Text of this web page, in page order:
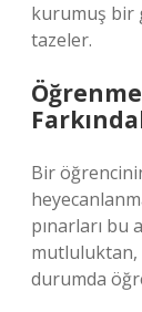
kurumuş bir
tazeler.
Bir
pınarları bu
mutluluktan,
durumda